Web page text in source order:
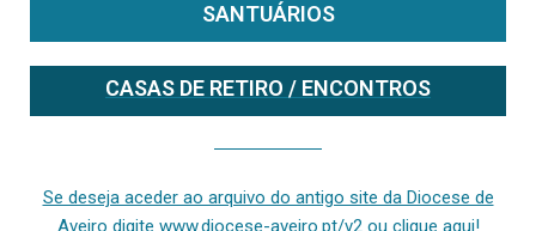
SANTUÁRIOS
CASAS DE RETIRO / ENCONTROS
Se deseja aceder ao arquivo do antigo site da Diocese de
Aveiro digite www.diocese-aveiro.pt/v2 ou clique aqui!